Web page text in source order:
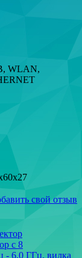
WLAN,
свой отзыв